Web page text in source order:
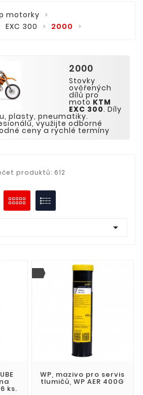
motorky
EXC 300 2000
2000
Stovky
ověřených
dílů pro
moto KTM
EXC 300. Díly
plasty, pneumatiky.
využijte odborné
ceny a rychlé termíny
produktů: 612

ks.
WP, mazivo pro servis
tlumičů, WP AER 400G